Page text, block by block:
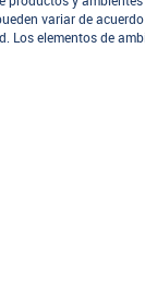
variar de
Los elementos de